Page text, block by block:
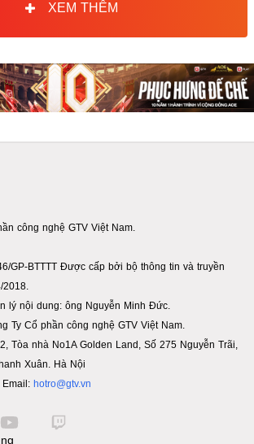
XEM THÊM
công nghệ GTV Việt Nam.
GP-BTTTT Được cấp bởi bộ thông tin và truyền
lý nội dung: ông Nguyễn Minh Đức.
Ty Cổ phần công nghệ GTV Việt Nam.
Tòa nhà No1A Golden Land, Số 275 Nguyễn Trãi,
Xuân. Hà Nội
hotro@gtv.vn